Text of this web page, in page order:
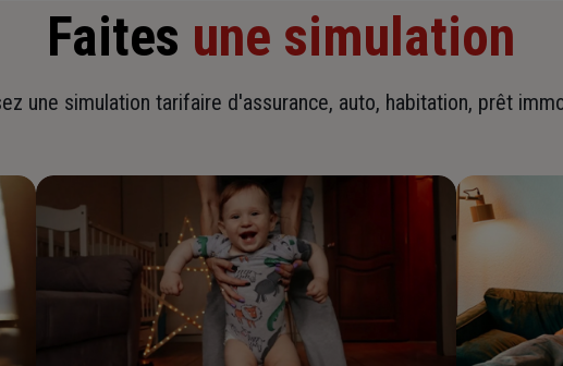
Faites une simulation
une simulation tarifaire d'assurance, auto, habitation, prêt